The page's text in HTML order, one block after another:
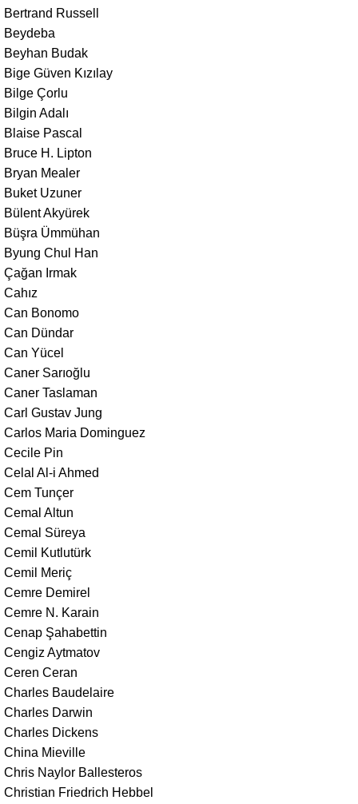
Bertrand Russell
Beydeba
Beyhan Budak
Bige Güven Kızılay
Bilge Çorlu
Bilgin Adalı
Blaise Pascal
Bruce H. Lipton
Bryan Mealer
Buket Uzuner
Bülent Akyürek
Büşra Ümmühan
Byung Chul Han
Çağan Irmak
Cahız
Can Bonomo
Can Dündar
Can Yücel
Caner Sarıoğlu
Caner Taslaman
Carl Gustav Jung
Carlos Maria Dominguez
Cecile Pin
Celal Al-i Ahmed
Cem Tunçer
Cemal Altun
Cemal Süreya
Cemil Kutlutürk
Cemil Meriç
Cemre Demirel
Cemre N. Karain
Cenap Şahabettin
Cengiz Aytmatov
Ceren Ceran
Charles Baudelaire
Charles Darwin
Charles Dickens
China Mieville
Chris Naylor Ballesteros
Christian Friedrich Hebbel